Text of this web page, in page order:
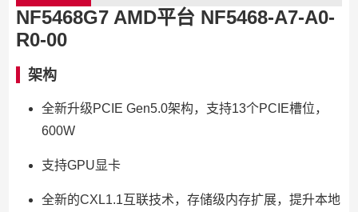
NF5468G7 AMD平台 NF5468-A7-A0-
R0-00
架构
全新升级PCIE Gen5.0架构，支持13个PCIE槽位，
600W
支持GPU显卡
全新的CXL1.1互联技术，存储级内存扩展，提升本地